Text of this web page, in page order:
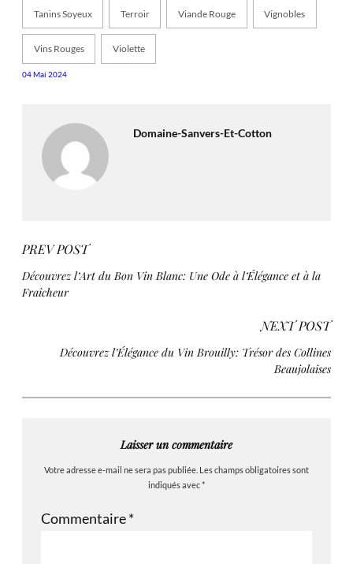
Tanins Soyeux Terroir Viande Rouge Vignobles
Vins Rouges Violette
04 Mai 2024
Domaine-Sanvers-Et-Cotton
PREV POST
Découvrez l’Art du Bon Vin Blanc: Une Ode à l’Élégance et à la
Fraîcheur
NEXT POST
Découvrez l’Élégance du Vin Brouilly: Trésor des Collines
Beaujolaises
Laisser un commentaire
Votre adresse e-mail ne sera pas publiée. Les champs obligatoires sont
indiqués avec*
Commentaire*